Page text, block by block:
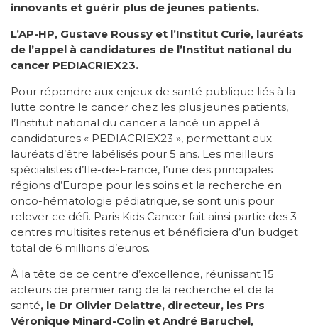
innovants et guérir plus de jeunes patients.
L’AP-HP, Gustave Roussy et l’Institut Curie, lauréats
de l’appel à candidatures de l’Institut national du
cancer PEDIACRIEX23.
Pour répondre aux enjeux de santé publique liés à la
lutte contre le cancer chez les plus jeunes patients,
l’Institut national du cancer a lancé un appel à
candidatures « PEDIACRIEX23 », permettant aux
lauréats d’être labélisés pour 5 ans. Les meilleurs
spécialistes d’Ile-de-France, l’une des principales
régions d’Europe pour les soins et la recherche en
onco-hématologie pédiatrique, se sont unis pour
relever ce défi. Paris Kids Cancer fait ainsi partie des 3
centres multisites retenus et bénéficiera d’un budget
total de 6 millions d’euros.
À la tête de ce centre d’excellence, réunissant 15
acteurs de premier rang de la recherche et de la
santé, le Dr Olivier Delattre, directeur, les Prs
Véronique Minard-Colin et André Baruchel,